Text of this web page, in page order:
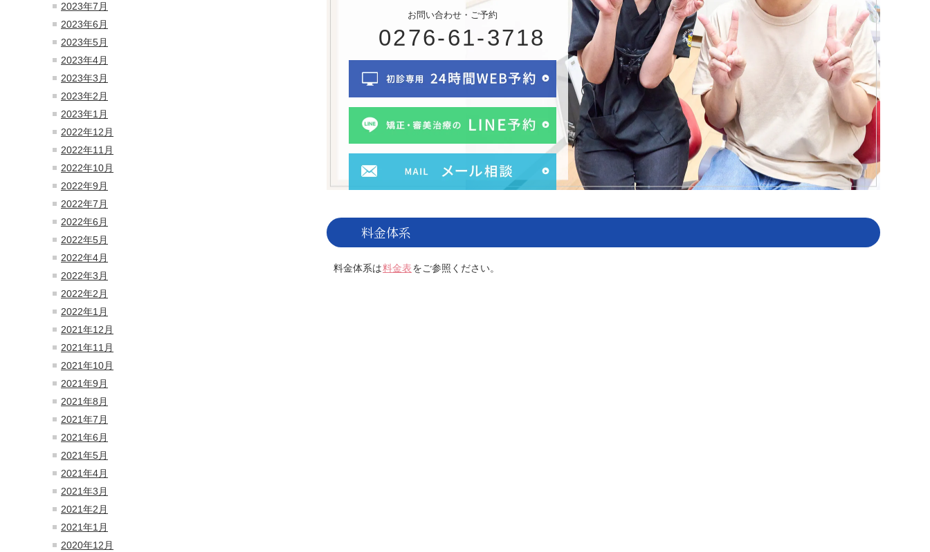
2023年7月
2023年6月
2023年5月
2023年4月
2023年3月
2023年2月
2023年1月
2022年12月
2022年11月
2022年10月
2022年9月
2022年7月
2022年6月
2022年5月
2022年4月
2022年3月
2022年2月
2022年1月
2021年12月
2021年11月
2021年10月
2021年9月
2021年8月
2021年7月
2021年6月
2021年5月
2021年4月
2021年3月
2021年2月
2021年1月
2020年12月
お問い合わせ・ご予約
0276-61-3718
料金体系
料金体系は料金表をご参照ください。